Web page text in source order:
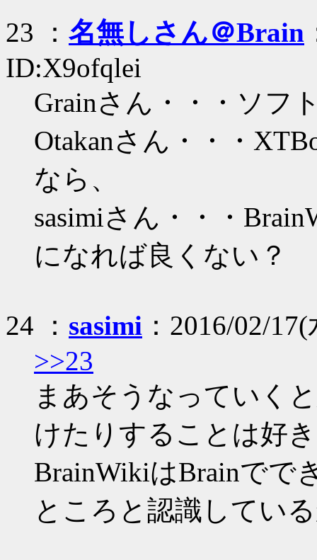
23 ： 名無しさん＠Brain
ID:X9ofqlei
Grainさん・・・ソフ
Otakanさん・・・
なら、
sasimiさん・・・
になれば良くない？
24 ： sasimi ：2016/02/
>>23
まあそうなっていく
けたりすることは好
BrainWikiはBrainでで
ところと認識してい